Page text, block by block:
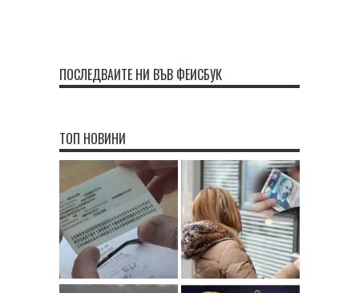
ПОСЛЕДВАЙТЕ НИ ВЪВ ФЕЙСБУК
ТОП НОВИНИ